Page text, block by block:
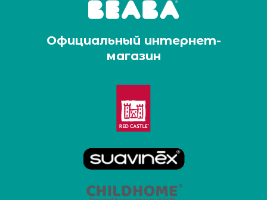
Официальный интернет-
магазин